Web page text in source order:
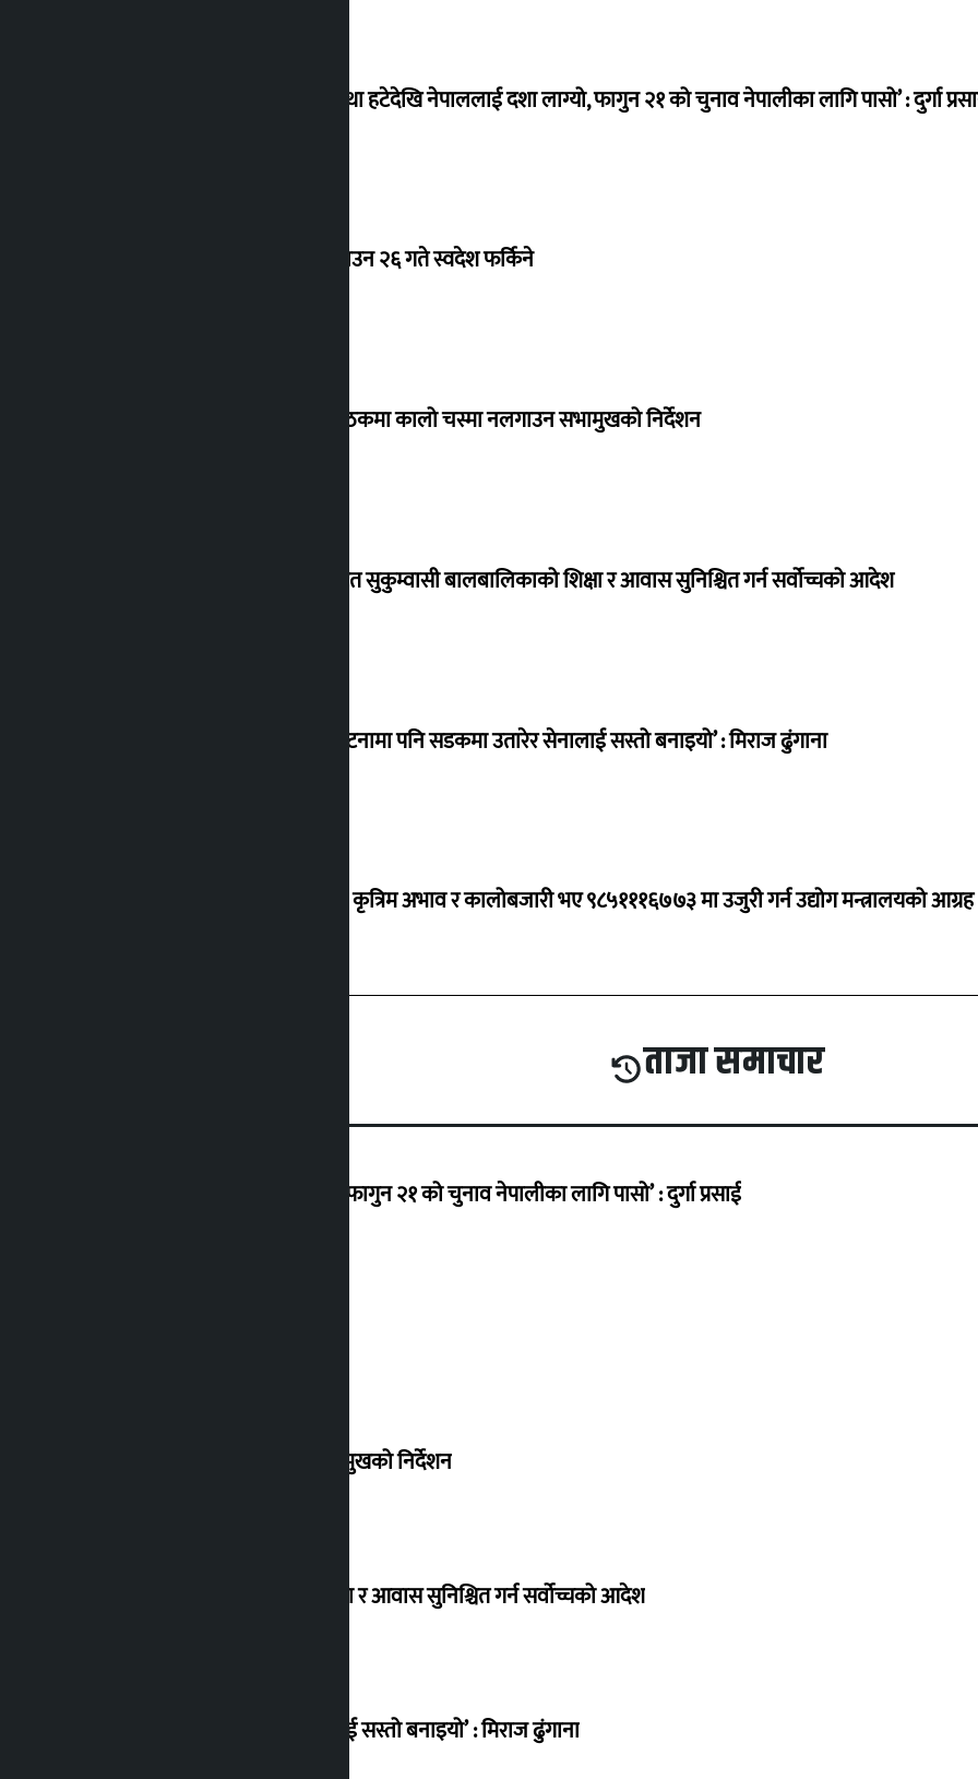
‘राजसंस्था हटेदेखि नेपाललाई दशा लाग्यो, फागुन २१ को चुनाव नेपालीका लागि पासो’ : दुर्गा
देउवा साउन २६ गते स्वदेश फर्किने
संसद् बैठकमा कालो चस्मा नलगाउन सभामुखको निर्देशन
विस्थापित सुकुम्वासी बालबालिकाको शिक्षा र आवास सुनिश्चित गर्न सर्वोच्चको आदेश
‘सानो घटनामा पनि सडकमा उतारेर सेनालाई सस्तो बनाइयो’ : मिराज ढुंगाना
ग्यासको कृत्रिम अभाव र कालोबजारी भए ९८५१११६७७३ मा उजुरी गर्न उद्योग मन्त्रालयको आग्रह
ताजा समाचार
‘राजसंस्था हटेदेखि नेपाललाई दशा लाग्यो, फागुन २१ को चुनाव नेपालीका लागि पासो’ : दुर्गा प्रसाई
संसद् बैठकमा कालो चस्मा नलगाउन सभामुखको निर्देशन
विस्थापित सुकुम्वासी बालबालिकाको शिक्षा र आवास सुनिश्चित गर्न सर्वोच्चको आदेश
‘सानो घटनामा पनि सडकमा उतारेर सेनालाई सस्तो बनाइयो’ : मिराज ढुंगाना